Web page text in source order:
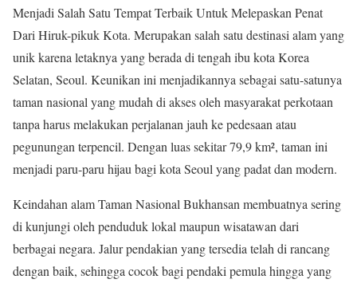
Menjadi Salah Satu Tempat Terbaik Untuk Melepaskan Penat
Dari Hiruk-pikuk Kota. Merupakan salah satu destinasi alam yang
unik karena letaknya yang berada di tengah ibu kota Korea
Selatan, Seoul. Keunikan ini menjadikannya sebagai satu-satunya
taman nasional yang mudah di akses oleh masyarakat perkotaan
tanpa harus melakukan perjalanan jauh ke pedesaan atau
pegunungan terpencil. Dengan luas sekitar 79,9 km², taman ini
menjadi paru-paru hijau bagi kota Seoul yang padat dan modern.
Keindahan alam Taman Nasional Bukhansan membuatnya sering
di kunjungi oleh penduduk lokal maupun wisatawan dari
berbagai negara. Jalur pendakian yang tersedia telah di rancang
dengan baik, sehingga cocok bagi pendaki pemula hingga yang